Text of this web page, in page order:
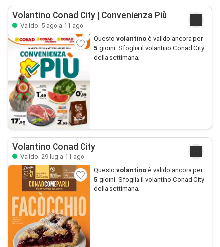
Volantino Conad City | Convenienza Più
Valido: 5 ago a 11 ago
Questo volantinoè valido ancora per
5 giorni. Sfoglia il volantino Conad City
della settimana.
Volantino Conad City
Valido: 29 lug a 11 ago
Questo volantinoè valido ancora per
5 giorni. Sfoglia il volantino Conad City
della settimana.